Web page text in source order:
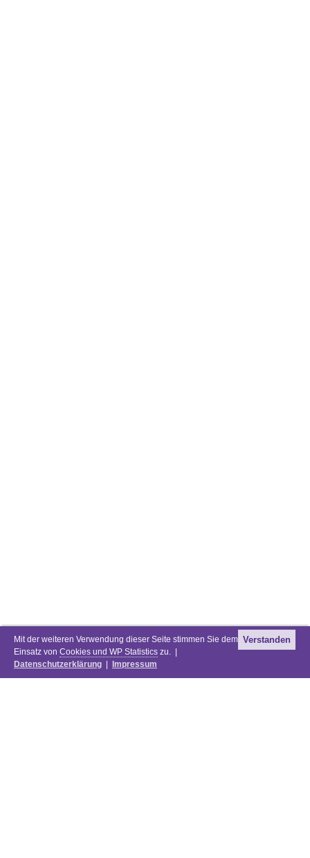
Mit der weiteren Verwendung dieser Seite stimmen Sie dem
Einsatz von Cookies und WP Statistics zu. |
Datenschutzerklärung
Impressum
Verstanden